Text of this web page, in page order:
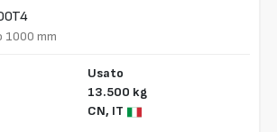
1000 mm
Usato
13.500 kg
CN, IT